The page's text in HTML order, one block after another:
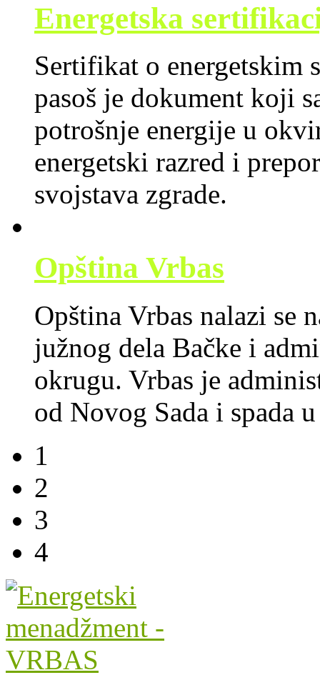
Energetska
Sertifikat o energetskim
pasoš je dokument koji
potrošnje energije u
energetski razred i
svojstava zgrade.
Opština Vrbas
Opština Vrbas nalazi se
južnog dela Bačke i
okrugu. Vrbas je
od Novog Sada i spada
1
2
3
4